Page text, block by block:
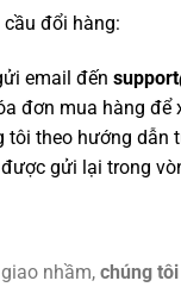
đổi hàng:
email đến
đơn mua hàng để
theo hướng dẫn
gửi lại trong
nhầm, chúng